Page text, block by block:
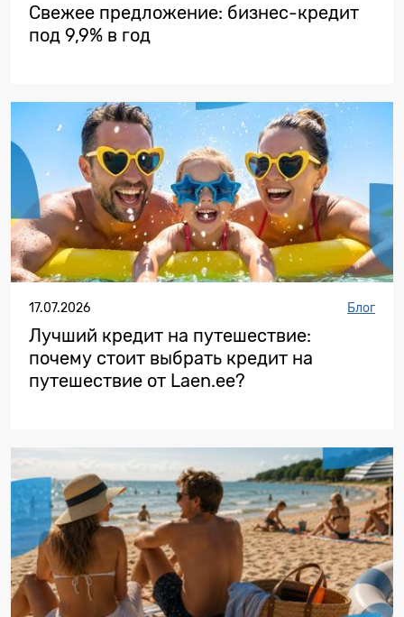
Свежее предложение: бизнес-кредит
под 9,9% в год
17.07.2026 Блог
Лучший кредит на путешествие:
почему стоит выбрать кредит на
путешествие от Laen.ee?